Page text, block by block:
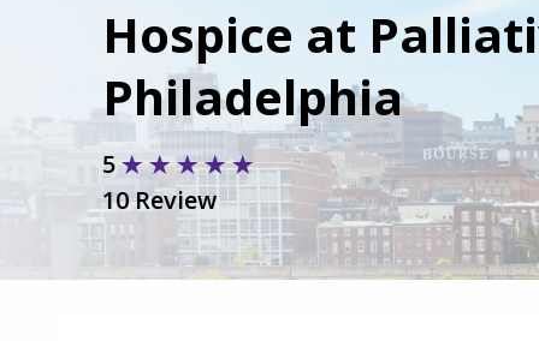
Hospice at
Philadelphia
5
10 Review